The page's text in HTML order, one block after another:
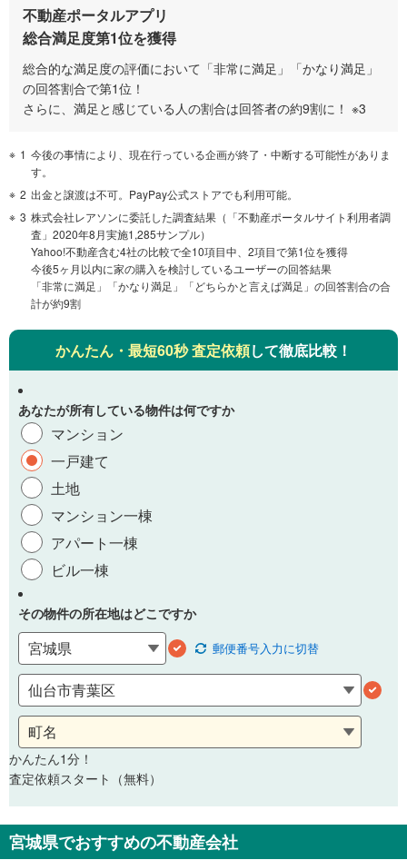
不動産ポータルアプリ
総合満足度第1位を獲得
総合的な満足度の評価において「非常に満足」「かなり満足」
の回答割合で第1位！
さらに、満足と感じている人の割合は回答者の約9割に！ ※3
1 今後の事情により、現在行っている企画が終了・中断する可能性がありま
す。
2 出金と譲渡は不可。PayPay公式ストアでも利用可能。
3 株式会社レアソンに委託した調査結果（「不動産ポータルサイト利用者調
査」2020年8月実施1,285サンプル）
Yahoo!不動産含む4社の比較で全10項目中、2項目で第1位を獲得
今後5ヶ月以内に家の購入を検討しているユーザーの回答結果
「非常に満足」「かなり満足」「どちらかと言えば満足」の回答割合の合
計が約9割
かんたん・最短60秒 査定依頼して徹底比較！
あなたが所有している物件は何ですか
マンション
一戸建て
土地
マンション一棟
アパート一棟
ビル一棟
その物件の所在地はどこですか
郵便番号入力に切替
かんたん1分！
査定依頼スタート（無料）
宮城県でおすすめの不動産会社